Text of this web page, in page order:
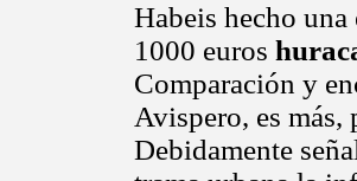
Habeis hecho
1000 euros
Comparación y
Avispero, es
Debidamente